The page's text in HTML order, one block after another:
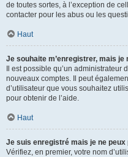
de toutes sortes, à l’exception de
contacter pour les abus ou les
Haut
Je souhaite m’enregistrer, mais je
Il est possible qu’un
nouveaux comptes. Il peut
d’utilisateur que vous souhaitez
pour obtenir de l’aide.
Haut
Je suis enregistré mais je ne peux
Vérifiez, en premier, votre nom